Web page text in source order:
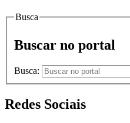
Busca
Buscar no portal
Busca:
Redes Sociais